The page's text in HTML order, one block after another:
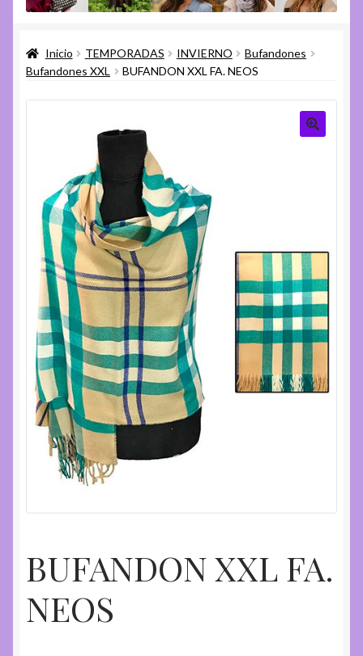
menú
menú
Ayuda
menú
hijo
Inicio TEMPORADAS INVIERNO
Bufandones
Bufandones XXL
BUFANDON XXL FA. NEOS
BUFANDON XXL FA.
NEOS